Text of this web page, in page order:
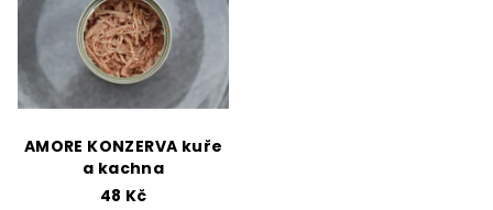
AMORE KONZERVA kuře
a kachna
48 Kč